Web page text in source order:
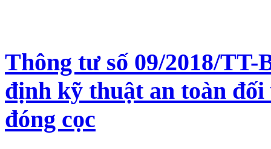
Thông tư số 09/2018/
định kỹ thuật an toàn đối
đóng cọc